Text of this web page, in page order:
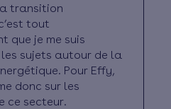
transition
tout
que je me suis
sujets autour de la
Pour Effy,
donc sur les
ce secteur.